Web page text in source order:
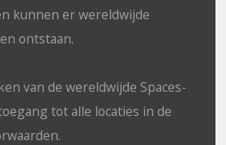
kunnen er wereldwijde
ontstaan.
van de wereldwijde Spaces-
tot alle locaties in de